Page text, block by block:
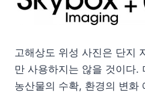
고해상도 위성 사진은 단지
만 사용하지는 않을 것이다.
농산물의 수확, 환경의 변화